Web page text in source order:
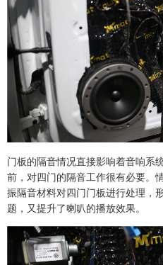
门板的隔音情况直接影响着音响系
前，对四门的隔音工作很有必要。
振隔音材料对四门门板进行处理，
题，又提升了喇叭的播放效果。